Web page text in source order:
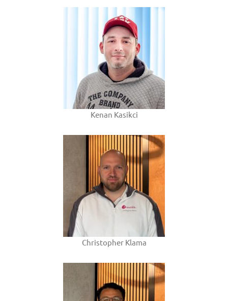
Kenan Kasikci
Christopher Klama